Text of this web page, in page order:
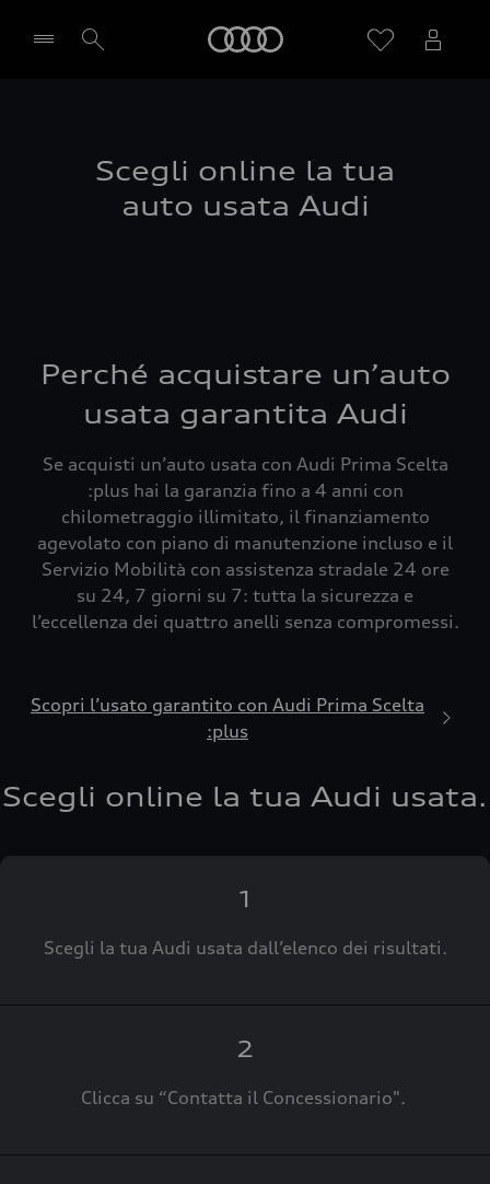
Scegli online la tua
auto usata Audi
Perché acquistare un’auto
usata garantita Audi
Se acquisti un’auto usata con Audi Prima Scelta
:plus hai la garanzia fino a 4 anni con
chilometraggio illimitato, il finanziamento
agevolato con piano di manutenzione incluso e il
Servizio Mobilità con assistenza stradale 24 ore
su 24, 7 giorni su 7: tutta la sicurezza e
l’eccellenza dei quattro anelli senza compromessi.
Scopri l’usato garantito con Audi Prima Scelta
:plus
Scegli online la tua Audi usata.
1
Scegli la tua Audi usata dall’elenco dei risultati.
2
Clicca su “Contatta il Concessionario".